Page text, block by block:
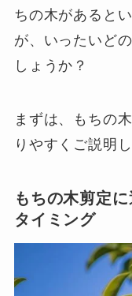
ちの木があると
が、いったいど
しょうか？
まずは、もちの
りやすくご説明し
もちの木剪定
タイミング